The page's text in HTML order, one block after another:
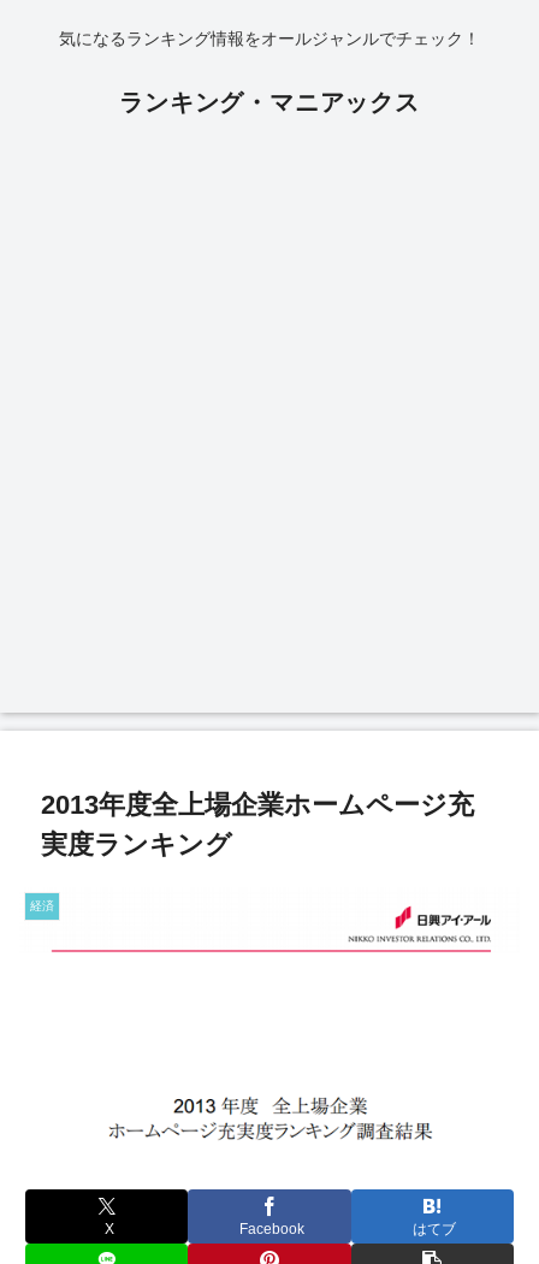
気になるランキング情報をオールジャンルでチェック！
ランキング・マニアックス
2013年度全上場企業ホームページ充
実度ランキング
経済
X Facebook はてブ